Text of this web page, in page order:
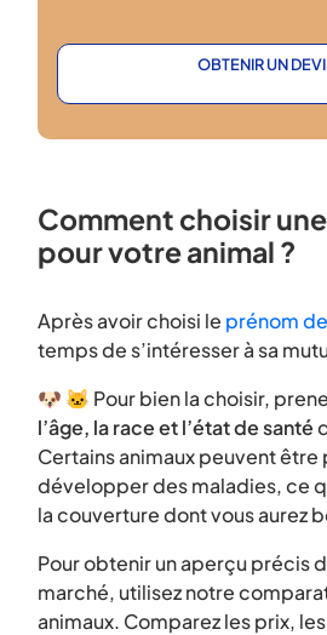
OBTENIR UN
Comment choisir
pour votre animal ?
Après avoir choisi le prénom
temps de s’intéresser à sa
🐶 🐱 Pour bien la choisir,
l’âge, la race et l’état de santé
Certains animaux peuvent être
développer des maladies, ce
la couverture dont vous aurez
Pour obtenir un aperçu précis
marché, utilisez notre
animaux. Comparez les prix,